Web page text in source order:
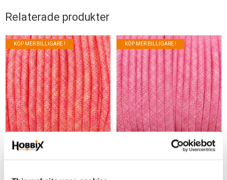
Relaterade produkter
Koppel-Rep 8 mm. Ny
KÖP MER BILLIGARE !
Koppel-Rep 8 mm. Ny
KÖP MER BILLIGARE !